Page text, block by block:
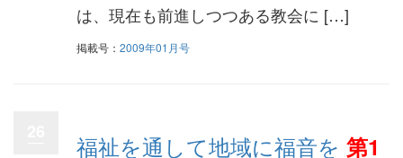
は、現在も前進しつつある教会に […]
掲載号： 2009年01月号
福祉を通して地域に福音を 第1